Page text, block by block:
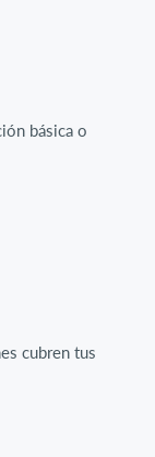
básica o
cubren tus